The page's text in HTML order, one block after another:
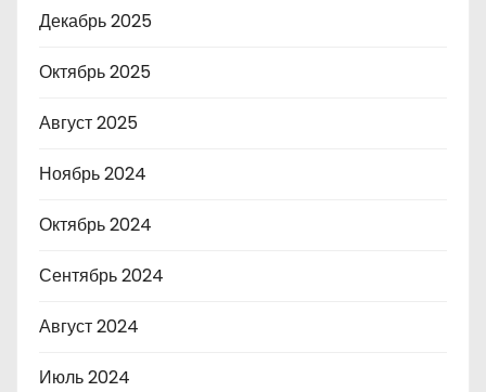
Декабрь 2025
Октябрь 2025
Август 2025
Ноябрь 2024
Октябрь 2024
Сентябрь 2024
Август 2024
Июль 2024